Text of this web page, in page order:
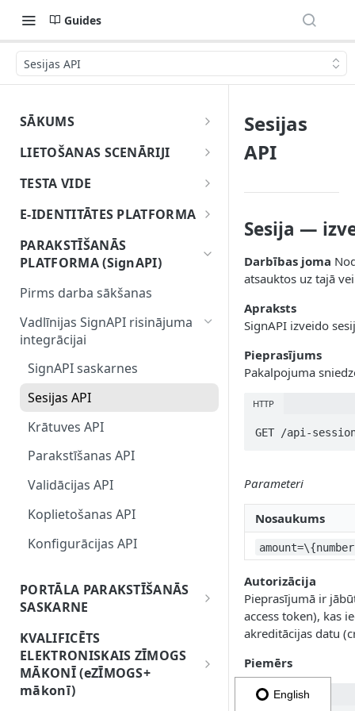
Guides
Sesijas API
SĀKUMS
Uzsāc darbu ar eParakstu
LIETOŠANAS SCENĀRIJI
Dokumentu parakstīšanas
lietošanas gadījums
Identitātes pārbaudes un
parakstīšanas lietojuma
gadījums
identitātes pārbaude
2. Elektroniskā paraksta
sagatavošana
3. Parakstīšanas operācija
Pārlūkprogrammas
lietošanas gadījums
TESTA VIDE
Par testa vidi
Kā izveidot eParaksts mobile
testa lietotāju
E-IDENTITĀTES PLATFORMA
Pirms darba sākšanas
Vadlīnijas elektroniskās
identitātes pārbaudes un
attālinātās parakstīšanas
risinājumu integrācijai
e-Identitātes platformas
komponentes
e-Identitātes platformas
pamati
OAuth2.0 konfigurācija
OAuth2.0 autorizācijas API
Lietotāja informācijas
nodrošinātāja API
Elektroniskā paraksta
Identitātes sniedzēja API
PARAKSTĪŠANĀS
PLATFORMA (SignAPI)
Pirms darba sākšanas
Vadlīnijas SignAPI risinājuma
integrācijai
SignAPI saskarnes
Sesijas API
Krātuves API
Parakstīšanas API
Validācijas API
Koplietošanas API
Konfigurācijas API
PORTĀLA PARAKSTĪŠANĀS
SASKARNE
PortalSign integrācijas vadlīnijas
PortalSign integrācijas resursi
KVALIFICĒTS
ELEKTRONISKAIS ZĪMOGS
MĀKONĪ (eZĪMOGS+
mākonī)
Sesijas
API
Sesija —
Darbības joma
atsauktos uz tajā
Apraksts
SignAPI izveido
Pieprasījums
Pakalpojuma
HTTP
GET /api-
Parameteri
Nosaukums
Autorizācija
Pieprasījumā ir
access token), kas
akreditācijas datu
Piemērs
HTTPEnglish